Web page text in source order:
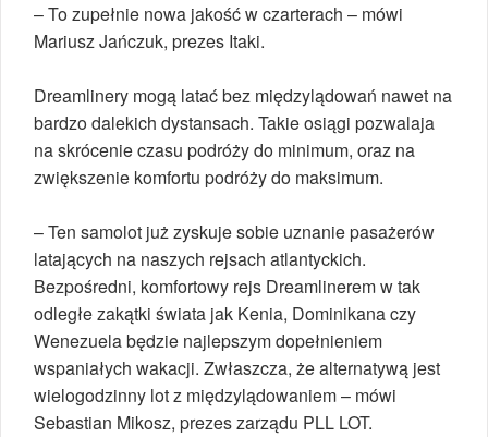
– Tozupełnie nowa jakość w czarterach – mówi
Mariusz Jańczuk, prezes Itaki.
Dreamlinery mogą latać bez międzylądowań nawet na
bardzo dalekich dystansach. Takie osiągi pozwalaja
na skrócenie czasu podróży do minimum, oraz na
zwiększenie komfortu podróży do maksimum.
–Ten samolot już zyskuje sobie uznanie pasażerów
latających na naszych rejsach atlantyckich.
Bezpośredni, komfortowy rejs Dreamlinerem w tak
odległe zakątki świata jak Kenia, Dominikana czy
Wenezuela będzie najlepszym dopełnieniem
wspaniałych wakacji. Zwłaszcza, że alternatywą jest
wielogodzinny lot z międzylądowaniem – mówi
Sebastian Mikosz, prezes zarządu PLL LOT.